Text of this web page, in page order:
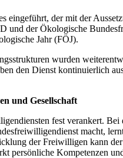
der mit der
der Ökologische
Jahr (FÖJ).
wurden
den Dienst kontinuierlich
und Gesellschaft
fest verankert.
macht,
der Freiwilligen kann
persönliche Kompetenzen